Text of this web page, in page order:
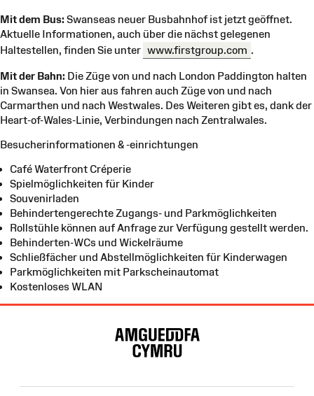
Mit dem Bus: Swanseas neuer Busbahnhof ist jetzt geöffnet.
Aktuelle Informationen, auch über die nächst gelegenen
Haltestellen, finden Sie unter www.firstgroup.com .
Mit der Bahn: Die Züge von und nach London Paddington halten
in Swansea. Von hier aus fahren auch Züge von und nach
Carmarthen und nach Westwales. Des Weiteren gibt es, dank der
Heart-of-Wales-Linie, Verbindungen nach Zentralwales.
Besucherinformationen & -einrichtungen
Café Waterfront Créperie
Spielmöglichkeiten für Kinder
Souvenirladen
Behindertengerechte Zugangs- und Parkmöglichkeiten
Rollstühle können auf Anfrage zur Verfügung gestellt werden.
Behinderten-WCs und Wickelräume
Schließfächer und Abstellmöglichkeiten für Kinderwagen
Parkmöglichkeiten mit Parkscheinautomat
Kostenloses WLAN